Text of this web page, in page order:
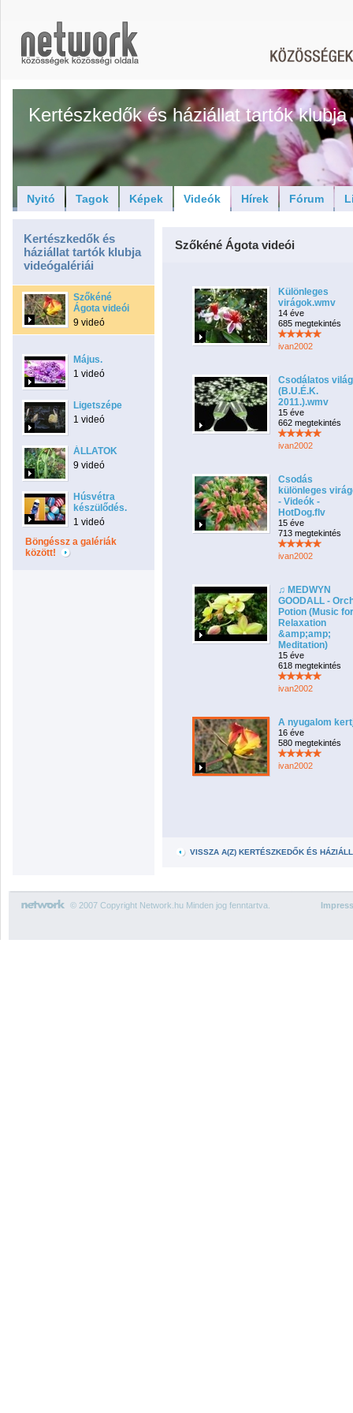
Kertészkedők és háziállat tartók klubja
Nyitó Tagok Képek Videók Hírek Fórum
Kertészkedők és
háziállat tartók klubja
videógalériái
Szőkéné
Ágota videói
9 videó
Május.
1 videó
Ligetszépe
1 videó
ÁLLATOK
9 videó
Húsvétra
készülődés.
1 videó
Böngéssz a galériák
között!
Szőkéné Ágota videói
Különleges
virágok.wmv
14 éve
685 megtekintés
ivan2002
Csodálatos
(B.U.É.K.
2011.).wmv
15 éve
662 megtekintés
ivan2002
Csodás
különleges
- Videók -
HotDog.flv
15 éve
713 megtekintés
ivan2002
♫ MEDWYN
GOODALL -
Potion (Music for
Relaxation
&amp;amp;
Meditation)
15 éve
618 megtekintés
ivan2002
A nyugalom
16 éve
580 megtekintés
ivan2002
VISSZA A(Z) KERTÉSZKEDŐK ÉS
© 2007 Copyright Network.hu Minden jog fenntartva.